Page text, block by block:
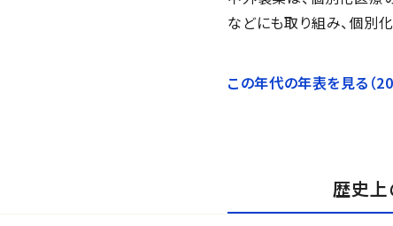
などにも取り組み、個別
この年代の年表を見る（
歴史上